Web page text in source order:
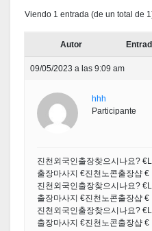
Viendo 1 entrada (de un total de
Autor
09/05/2023 a las 9:09 am
hhh
Participante
진천외국인출장찾으시나요?
출장마사지 €진천노콘출장샵 €
진천외국인출장찾으시나요?
출장마사지 €진천노콘출장샵 €
진천외국인출장찾으시나요?
출장마사지 €진천노콘출장샵 €